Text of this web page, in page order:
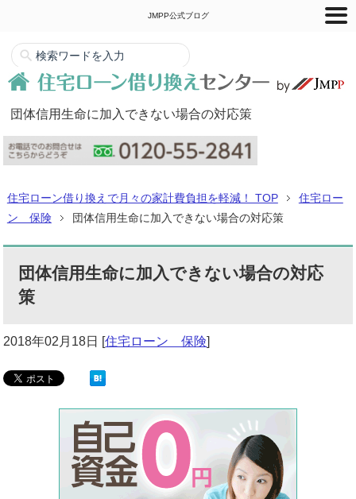
団体信用生命に加入できない場合の対応策
住宅ローン借り換えで月々の家計費負担を軽減！ TOP
住宅ロー
ン 保険
団体信用生命に加入できない場合の対応策
団体信用生命に加入できない場合の対応
策
2018年02月18日 [住宅ローン 保険]
JMPP公式ブログ